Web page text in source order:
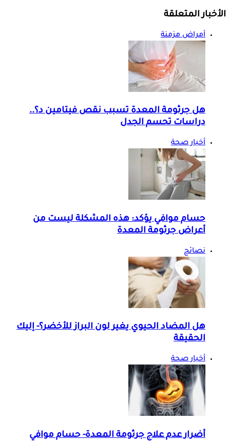
الأخبار المتعلقة
أمراض مزمنة
هل جرثومة المعدة تسبب نقص فيتامين د؟..
دراسات تحسم الجدل
أخبار صحة
حسام موافي يؤكد: هذه المشكلة ليست من
أعراض جرثومة المعدة
نصائح
هل المضاد الحيوي يغير لون البراز للأخضر؟- إليك
الحقيقة
أخبار صحة
أضرار عدم علاج جرثومة المعدة- حسام موافي